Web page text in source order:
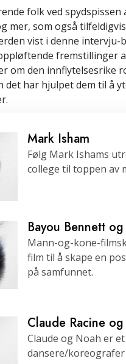
scientolog
a Church
prinsippene i
til Dianetics
folk ved
mer, som også
vist i denne
fremstillinger
om den innflytelsesrike
det har hjulpet dem til å
Mark Isham
Følg Mark Ishams
college til toppen av
Bayou Bennett
Mann-og-kone-
film til å skape en
på samfunnet.
Claude Racine
Claude og Noah er
dansere/